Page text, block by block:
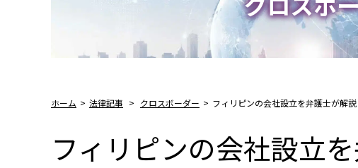
D2C等の不正転売対策
サイバー犯罪の刑事告訴等
ホーム > 法律記事 > クロスボーダー > フィリピンの会社設立を弁護士が解説
フィリピンの会社設立